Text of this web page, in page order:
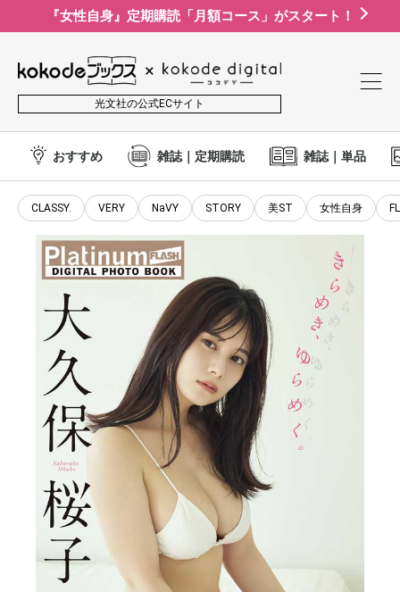
『女性自身』定期購読「月額コース」がスタート！
光文社の公式ECサイト
おすすめ 雑誌｜定期購読 雑誌｜単品
CLASSY. VERY NaVY STORY 美ST 女性自身